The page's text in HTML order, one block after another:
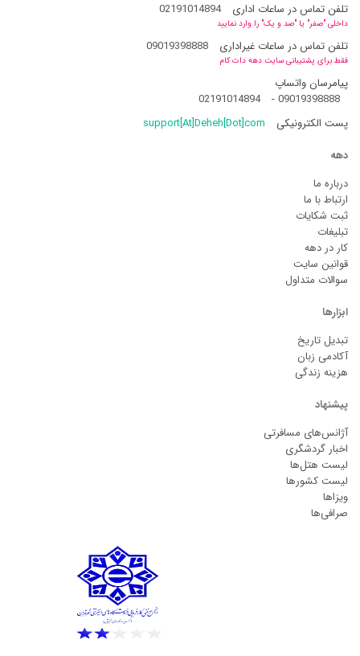
تلفن تماس در ساعات اداری
02191014894
داخلی "صفر" یا "صد و یک" را وارد نمایید
تلفن تماس در ساعات غیراداری 09019398888
فقط برای پشتیبانی سایت دهه دات کام
پیامرسان واتساپ
09019398888
-
02191014894
پست الکترونیکی
support[At]Deheh[Dot]com
دهه
درباره ما
ارتباط با ما
ثبت شکایات
تبلیغات
کار در دهه
قوانین سایت
سوالات متداول
ابزارها
تبدیل تاریخ
آکادمی زبان
هزینه زندگی
پیشنهاد
آژانس‌های مسافرتی
اخبار گردشگری
لیست هتل‌ها
لیست کشورها
ویزاها
صرافی‌ها